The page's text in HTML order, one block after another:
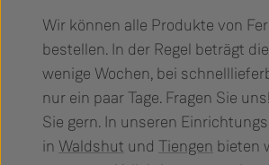
Wir können alle Produkte von
bestellen. In der Regel beträgt
wenige Wochen, bei
nur ein paar Tage. Fragen Sie
Sie gern. In unseren
in Waldshut und Tiengen bieten